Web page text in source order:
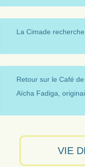
La Cimade
Retour sur le Café
Aïcha Fadiga,
VIE